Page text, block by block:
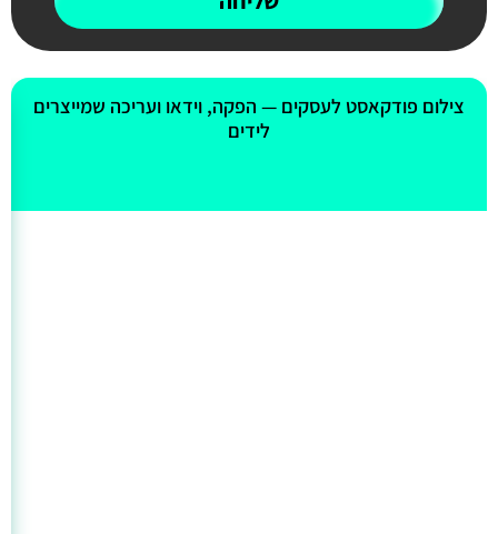
אולי יעניין אותך גם
צילום פודקאסט לעסקים — הפקה, וידאו ועריכה שמייצרים
לידים